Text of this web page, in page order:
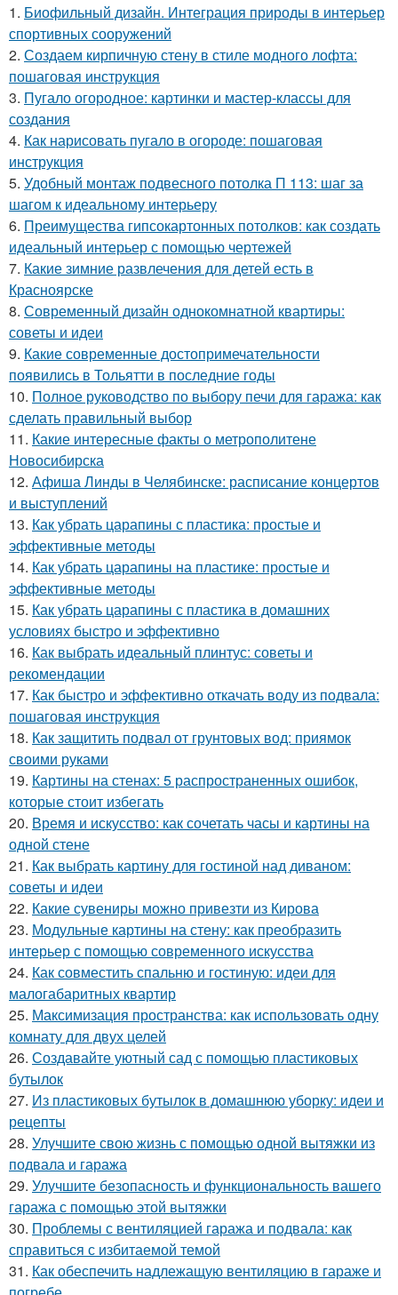
1. Биофильный дизайн. Интеграция природы в интерьер
спортивных сооружений
2. Создаем кирпичную стену в стиле модного лофта:
пошаговая инструкция
3. Пугало огородное: картинки и мастер-классы для
создания
4. Как нарисовать пугало в огороде: пошаговая
инструкция
5. Удобный монтаж подвесного потолка П 113: шаг за
шагом к идеальному интерьеру
6. Преимущества гипсокартонных потолков: как создать
идеальный интерьер с помощью чертежей
7. Какие зимние развлечения для детей есть в
Красноярске
8. Современный дизайн однокомнатной квартиры:
советы и идеи
9. Какие современные достопримечательности
появились в Тольятти в последние годы
10. Полное руководство по выбору печи для гаража: как
сделать правильный выбор
11. Какие интересные факты о метрополитене
Новосибирска
12. Афиша Линды в Челябинске: расписание концертов
и выступлений
13. Как убрать царапины с пластика: простые и
эффективные методы
14. Как убрать царапины на пластике: простые и
эффективные методы
15. Как убрать царапины с пластика в домашних
условиях быстро и эффективно
16. Как выбрать идеальный плинтус: советы и
рекомендации
17. Как быстро и эффективно откачать воду из подвала:
пошаговая инструкция
18. Как защитить подвал от грунтовых вод: приямок
своими руками
19. Картины на стенах: 5 распространенных ошибок,
которые стоит избегать
20. Время и искусство: как сочетать часы и картины на
одной стене
21. Как выбрать картину для гостиной над диваном:
советы и идеи
22. Какие сувениры можно привезти из Кирова
23. Модульные картины на стену: как преобразить
интерьер с помощью современного искусства
24. Как совместить спальню и гостиную: идеи для
малогабаритных квартир
25. Максимизация пространства: как использовать одну
комнату для двух целей
26. Создавайте уютный сад с помощью пластиковых
бутылок
27. Из пластиковых бутылок в домашнюю уборку: идеи и
рецепты
28. Улучшите свою жизнь с помощью одной вытяжки из
подвала и гаража
29. Улучшите безопасность и функциональность вашего
гаража с помощью этой вытяжки
30. Проблемы с вентиляцией гаража и подвала: как
справиться с избитаемой темой
31. Как обеспечить надлежащую вентиляцию в гараже и